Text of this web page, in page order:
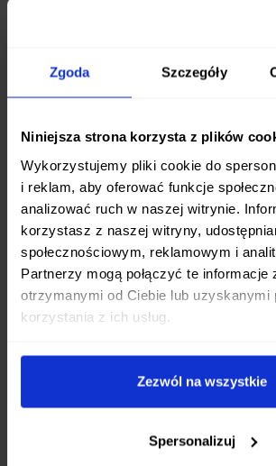
Zgoda Szczegóły
Niniejsza strona korzysta z plików
Wykorzystujemy pliki cookie do
i reklam, aby oferować funkcje
analizować ruch w naszej witrynie.
korzystasz z naszej witryny,
społecznościowym, reklamowym i
Partnerzy mogą połączyć te informacje
otrzymanymi od Ciebie lub uzyskanymi
korzystania z ich usług.
Zezwól na wszystkie
Spersonalizuj
Ergonomia i Komfort Użycia
myślą o komforcie nawet podczas
ostrza i optymalna waga (około 170
doskonałe wyważenie i swobodę
Długość ostrza 18 cm jest idealnym
– wystarczająco długa do pracy z
produktami, a jednocześnie na tyle
zachować pełną kontrolę podczas
prac.
Dlaczego Tojiro DP3?
Uniwersalne zastosowanie:
Najwyższa jakość materiałów: